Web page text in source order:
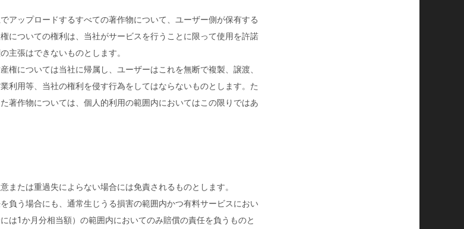
アップロードするすべての著作物について、ユーザー側が保有する
についての権利は、当社がサービスを行うことに限って使用を許諾
主張はできないものとします。
権については当社に帰属し、ユーザーはこれを無断で複製、譲渡、
利用等、当社の権利を侵す行為をしてはならないものとします。た
著作物については、個人的利用の範囲内においてはこの限りではあ
または重過失によらない場合には免責されるものとします。
負う場合にも、通常生じうる損害の範囲内かつ有料サービスにおい
は1か月分相当額）の範囲内においてのみ賠償の責任を負うものと